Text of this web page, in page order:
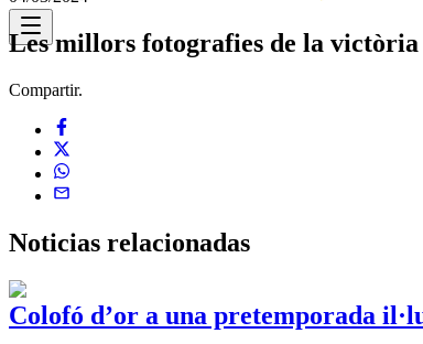
Les millors fotografies de la
Compartir.
Noticias relacionadas
Colofó d’or a una pretemporada